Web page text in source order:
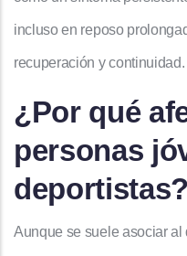
incluso en reposo
recuperación y continuidad.
¿Por qué
personas
deportistas?
Aunque se suele asociar